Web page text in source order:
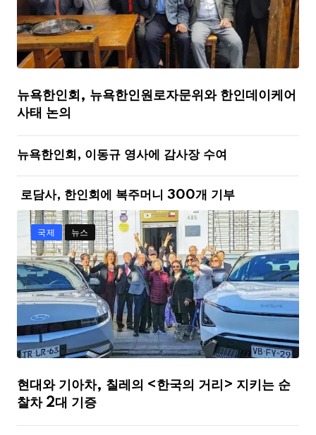
뉴욕한인회, 뉴욕한인원로자문위와 한인데이케어
사태 논의
뉴욕한인회, 이동규 영사에 감사장 수여
로담사, 한인회에 복주머니 300개 기부
국제 뉴스
현대와 기아차, 칠레의 <한국의 거리> 지키는 순
찰차 2대 기증